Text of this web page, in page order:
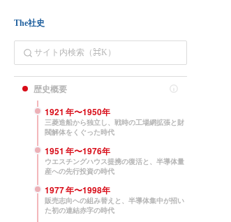
The社史
歴史概要
1921 年〜1950年
三菱造船から独立し、戦時の工場網拡張と財
閥解体をくぐった時代
1951 年〜1976年
ウエスチングハウス提携の復活と、半導体量
産への先行投資の時代
1977年〜1998年
販売志向への組み替えと、半導体集中が招い
た初の連結赤字の時代